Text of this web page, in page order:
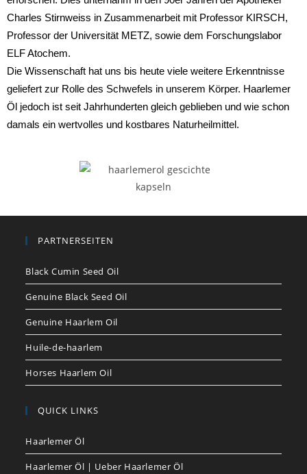
Charles Stirnweiss in Zusammenarbeit mit Professor KIRSCH,
Professor der Universität METZ, sowie dem Forschungslabor
ELF Atochem.
Die Wissenschaft hat uns bis heute viele weitere Erkenntnisse
geliefert zur Rolle des Schwefels in unserem Körper. Haarlemer
Öl jedoch ist seit Jahrhunderten gleich geblieben und wie schon
damals ein wertvolles und kostbares Naturheilmittel.
PARTNERSEITEN
Black Cumin Seed Oil
Genuine Black Seed Oil
Genuine Haarlem Oil
Huile-de-haarlem
Horses Haarlem Oil
QUICK LINKS
Haarlemer Öl
Haarlemer Öl | Ueber Haarlemer Öl